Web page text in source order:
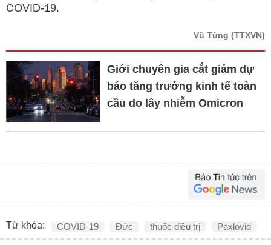
COVID-19.
Vũ Tùng (TTXVN)
Giới chuyên gia cắt giảm dự
báo tăng trưởng kinh tế toàn
cầu do lây nhiễm Omicron
Từ khóa: COVID-19 Đức thuốc điều trị Paxlovid